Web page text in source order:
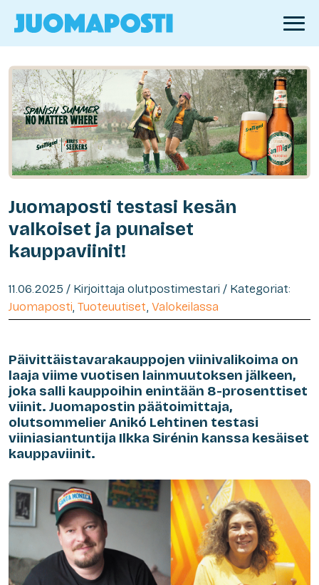
Juomaposti testasi kesän
valkoiset ja punaiset
kauppaviinit!
11.06.2025 / Kirjoittaja olutpostimestari / Kategoriat:
Juomaposti, Tuoteuutiset, Valokeilassa
Päivittäistavarakauppojen viinivalikoima on
laaja viime vuotisen lainmuutoksen jälkeen,
joka salli kauppoihin enintään 8-prosenttiset
viinit. Juomapostin päätoimittaja,
olutsommelier Anikó Lehtinen testasi
viiniasiantuntija Ilkka Sirénin kanssa kesäiset
kauppaviinit.